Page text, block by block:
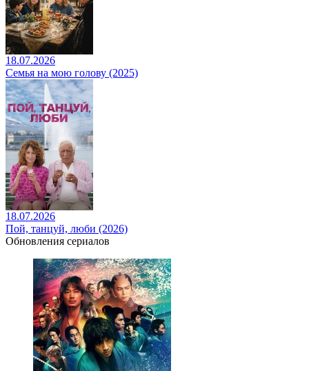
18.07.2026
Семья на мою голову (2025)
18.07.2026
Пой, танцуй, люби (2026)
Обновления сериалов